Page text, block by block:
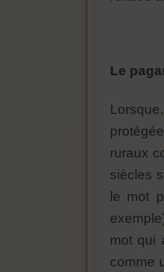
Le
ruraux
siècles
le mot
mot qui
comme